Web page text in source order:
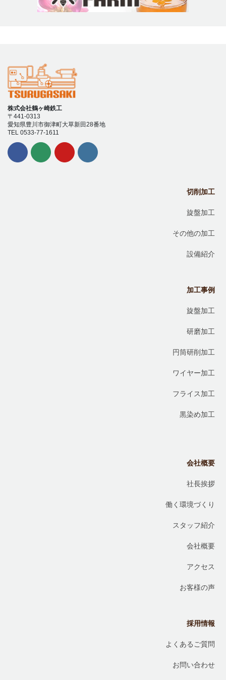
株式会社鶴ヶ崎鉄工
〒441-0313
愛知県豊川市御津町大草新田28番地
TEL 0533-77-1611
切削加工
旋盤加工
その他の加工
設備紹介
加工事例
旋盤加工
研磨加工
円筒研削加工
ワイヤー加工
フライス加工
黒染め加工
会社概要
社長挨拶
働く環境づくり
スタッフ紹介
会社概要
アクセス
お客様の声
採用情報
よくあるご質問
お問い合わせ